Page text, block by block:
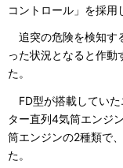
コントロール」を採用
追突の危険を検知す
った状況となると作動
た。
FD型が搭載していた
ター直列4気筒エンジ
筒エンジンの2種類で
た。